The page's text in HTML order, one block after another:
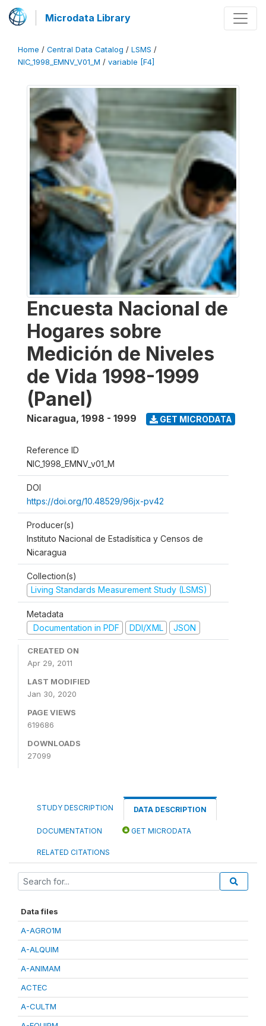
Microdata Library
Home / Central Data Catalog / LSMS /
NIC_1998_EMNV_V01_M / variable [F4]
Encuesta Nacional de
Hogares sobre
Medición de Niveles
de Vida 1998-1999
(Panel)
Nicaragua, 1998 - 1999 GET MICRODATA
Reference ID
NIC_1998_EMNV_v01_M
DOI
https://doi.org/10.48529/96jx-pv42
Producer(s)
Instituto Nacional de Estadísitica y Censos de
Nicaragua
Collection(s)
Living Standards Measurement Study (LSMS)
Metadata
Documentation in PDF
DDI/XML JSON
CREATED ON
Apr 29, 2011
LAST MODIFIED
Jan 30, 2020
PAGE VIEWS
619686
DOWNLOADS
27099
STUDY DESCRIPTION DATA DESCRIPTION
DOCUMENTATION GET MICRODATA
RELATED CITATIONS
Data files
A-AGRO1M
A-ALQUIM
A-ANIMAM
ACTEC
A-CULTM